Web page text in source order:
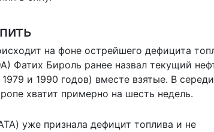
на фоне острейшего дефицита
Фатих Бироль ранее назвал текущий
и 1990 годов) вместе взятые. В
хватит примерно на шесть недель.
уже признала дефицит топлива и не